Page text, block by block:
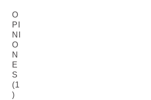
O
PI
NI
O
N
E
S
(1
)